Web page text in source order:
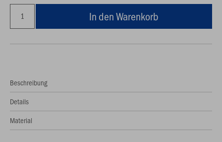
In den Warenkorb
Beschreibung
Details
Material